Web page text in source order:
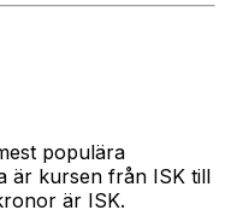
populära
är kursen från ISK till
är ISK.